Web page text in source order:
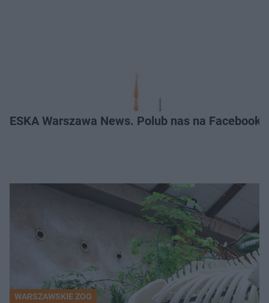
ESKA Warszawa News. Polub nas na
WARSZAWSKIE ZOO